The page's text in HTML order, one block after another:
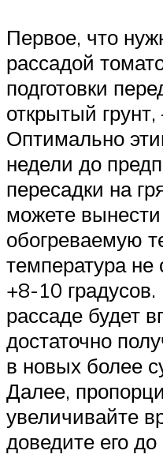
Первое, что
рассадой
подготовки
открытый
Оптимально
недели до
пересадки на
можете
обогреваемую
температура не
+8-10
рассаде будет
достаточно
в новых более
Далее,
увеличивайте
доведите его до